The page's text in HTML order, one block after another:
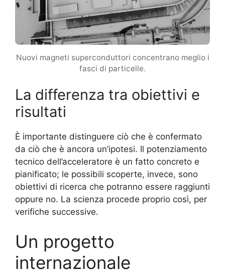
Nuovi magneti superconduttori concentrano meglio i
fasci di particelle.
La differenza tra obiettivi e
risultati
È importante distinguere ciò che è confermato
da ciò che è ancora un’ipotesi. Il potenziamento
tecnico dell’acceleratore è un fatto concreto e
pianificato; le possibili scoperte, invece, sono
obiettivi di ricerca che potranno essere raggiunti
oppure no. La scienza procede proprio così, per
verifiche successive.
Un progetto
internazionale